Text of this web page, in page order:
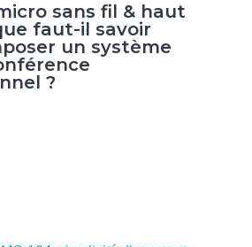
sans fil & haut
faut-il savoir
un système
?